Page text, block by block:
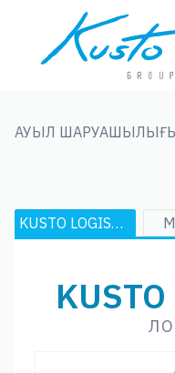
АУЫЛ
KUSTO LOGISTICS